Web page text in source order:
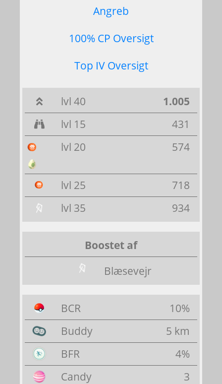
Angreb
100% CP Oversigt
Top IV Oversigt
1.005
lvl 40
431
lvl 15
574
lvl 20
718
lvl 25
934
lvl 35
Boostet af
Blæsevejr
10%
BCR
5 km
Buddy
4%
BFR
3
Candy